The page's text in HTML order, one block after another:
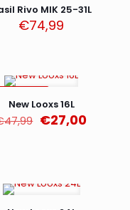
Rivo MIK 25-31L
€74,99
New Looxs 16L
47,99 €27,00